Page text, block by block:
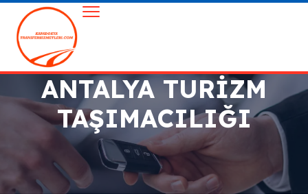
ANTALYA TURIZM
TAŞIMACILIĞI